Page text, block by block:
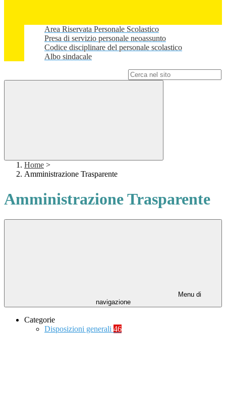
Area Riservata Personale Scolastico
Presa di servizio personale neoassunto
Codice disciplinare del personale scolastico
Albo sindacale
Home >
Amministrazione Trasparente
Amministrazione Trasparente
Menu di
navigazione
Categorie
Disposizioni generali 46